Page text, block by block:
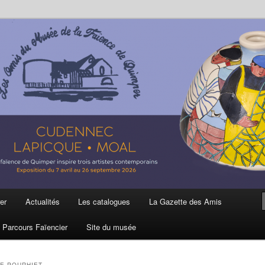
et de la Faïence de Quimper
Actualités Les catalogues La Gazette des Amis
Parcours Faïencier Site du musée